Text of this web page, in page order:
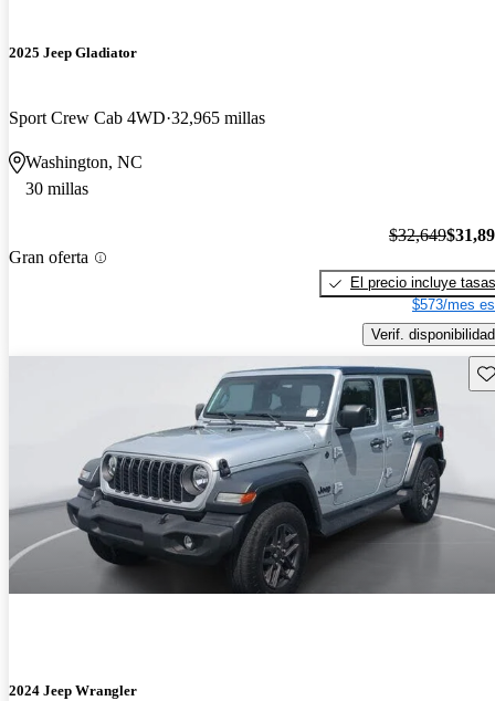
2025 Jeep Gladiator
Sport Crew Cab 4WD 32,965 millas
Washington, NC
30 millas
Gran oferta
$32,649
El precio incluye tasas
$573/mes
Verif. disponibilidad
2024 Jeep Wrangler